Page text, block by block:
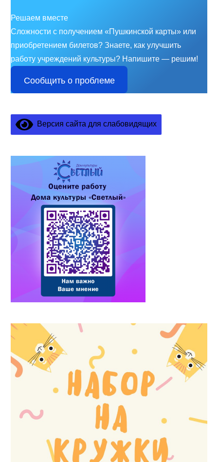
Решаем вместе
Сложности с получением «Пушкинской карты» или
приобретением билетов? Знаете, как улучшить
работу учреждений культуры? Напишите — решим!
Сообщить о проблеме
Версия сайта для слабовидящих